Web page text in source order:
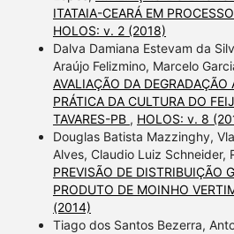
ITATAIA-CEARÁ EM
HOLOS: v. 2 (2018)
Dalva Damiana Estevam da
Araújo Felizmino, Marcelo
AVALIAÇÃO DA
PRÁTICA DA CULTURA DO
TAVARES-PB , HOLOS: v. 8
Douglas Batista Mazzinghy,
Alves, Claudio Luiz Schneider,
PREVISÃO DE DISTRIBUIÇÃO
PRODUTO DE MOINHO
(2014)
Tiago dos Santos Bezerra,